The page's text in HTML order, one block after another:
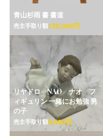
青山杉雨 書 書道
売主手取り額120,000円
リヤドロ NAO ナオ フ
ィギュリン 一緒にお勉強 男
の子
売主手取り額5,600円